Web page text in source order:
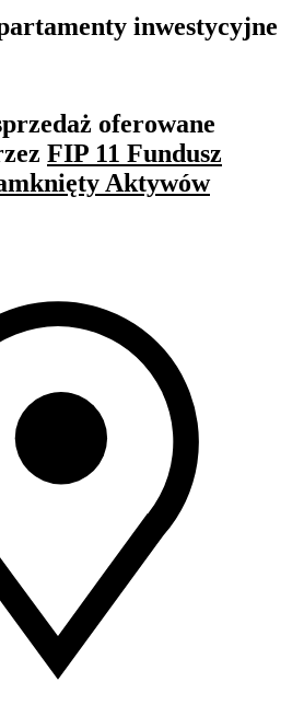
inwestycyjne
oferowane
FIP 11 Fundusz
Aktywów